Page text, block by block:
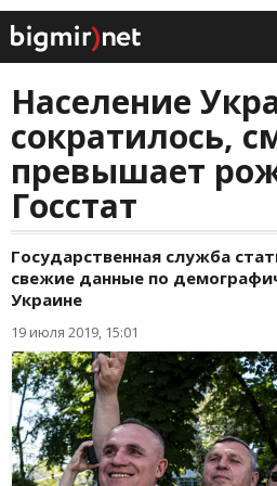
Население
сократилось,
превышает
Госстат
Государственная служба
свежие данные по
Украине
19 июля 2019, 15:01